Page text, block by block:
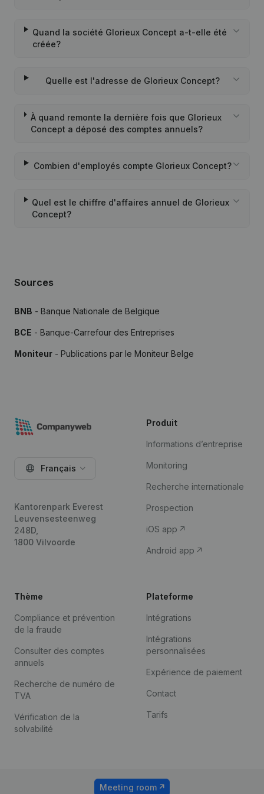
Quand la société Glorieux Concept a-t-elle été
créée?
Quelle est l'adresse de Glorieux Concept?
À quand remonte la dernière fois que Glorieux
Concept a déposé des comptes annuels?
Combien d'employés compte Glorieux Concept?
Quel est le chiffre d'affaires annuel de Glorieux
Concept?
Sources
BNB - Banque Nationale de Belgique
BCE - Banque-Carrefour des Entreprises
Moniteur - Publications par le Moniteur Belge
Français
Kantorenpark Everest
Leuvensesteenweg
248D,
1800 Vilvoorde
Produit
Informations d’entreprise
Monitoring
Recherche internationale
Prospection
iOS app
Android app
Thème
Compliance et prévention
de la fraude
Consulter des comptes
annuels
Recherche de numéro de
TVA
Vérification de la
solvabilité
Plateforme
Intégrations
Intégrations
personnalisées
Expérience de paiement
Contact
Tarifs
Meeting room